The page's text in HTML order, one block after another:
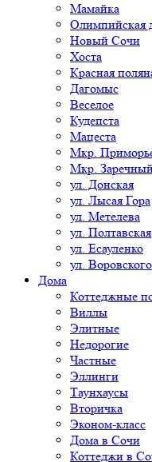
Мамайка
Олимпийская
Новый Сочи
Хоста
Красная
Дагомыс
Веселое
Кудепста
Мацеста
Мкр.
Мкр.
ул. Донская
ул. Лысая Гора
ул. Метелева
ул. Полтавская
ул. Есауленко
ул. Воровского
Дома
Коттеджные
Виллы
Элитные
Недорогие
Частные
Эллинги
Таунхаусы
Вторичка
Эконом-класс
Дома в Сочи
Коттеджи в